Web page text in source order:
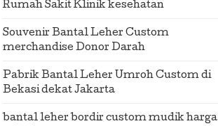
Rumah Sakit Klinik kesehatan
Souvenir Bantal Leher Custom
merchandise Donor Darah
Pabrik Bantal Leher Umroh Custom di
Bekasi dekat Jakarta
bantal leher bordir custom mudik harga